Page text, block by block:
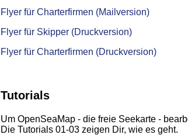
Flyer für Charterfirmen (Mailversion)
Flyer für Skipper (Druckversion)
Flyer für Charterfirmen (Druckversion)
Tutorials
Um OpenSeaMap - die freie Seekarte -
Die Tutorials 01-03 zeigen Dir, wie es geht.